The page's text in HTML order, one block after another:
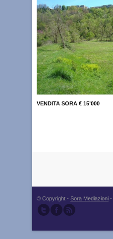
VENDITA SORA € 15’000
© Copyright - Sora Mediazioni -